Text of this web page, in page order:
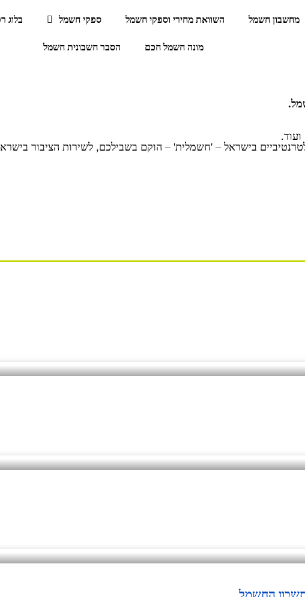
מחשבון חשמל השוואת מחירי וספקי חשמל ספקי חשמל בלוג
מונה חשמל חכם הסבר חשבונית חשמל
בישראל – 'חשמלית' – הוקם בשבילכם, לשירות הציבור